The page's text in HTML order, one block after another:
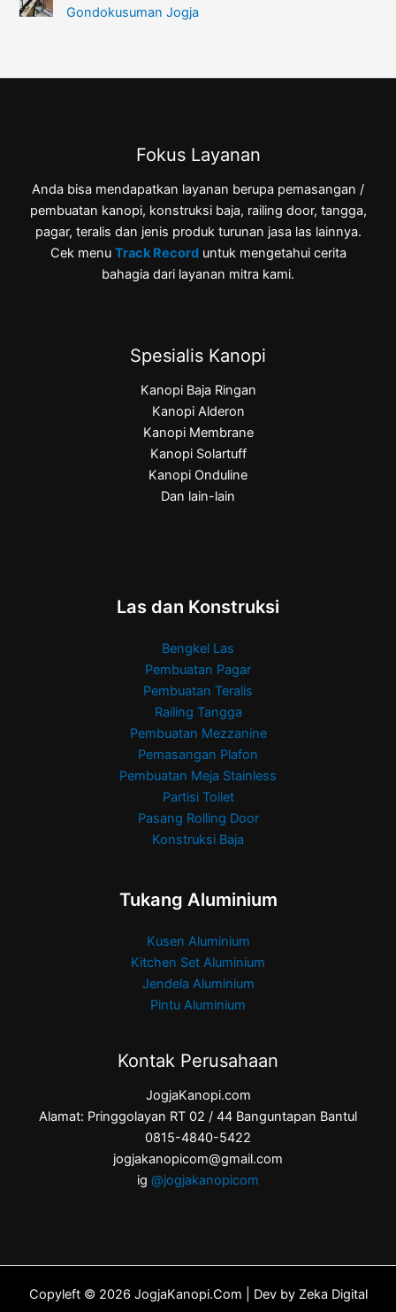
Gondokusuman Jogja
Fokus Layanan
Anda bisa mendapatkan layanan berupa pemasangan /
pembuatan kanopi, konstruksi baja, railing door, tangga,
pagar, teralis dan jenis produk turunan jasa las lainnya.
Cek menu Track Recorduntuk mengetahui cerita
bahagia dari layanan mitra kami.
Spesialis Kanopi
Kanopi Baja Ringan
Kanopi Alderon
Kanopi Membrane
Kanopi Solartuff
Kanopi Onduline
Dan lain-lain
Las dan Konstruksi
Bengkel Las
Pembuatan Pagar
Pembuatan Teralis
Railing Tangga
Pembuatan Mezzanine
Pemasangan Plafon
Pembuatan Meja Stainless
Partisi Toilet
Pasang Rolling Door
Konstruksi Baja
Tukang Aluminium
Kusen Aluminium
Kitchen Set Aluminium
Jendela Aluminium
Pintu Aluminium
Kontak Perusahaan
JogjaKanopi.com
Alamat: Pringgolayan RT 02 / 44 Banguntapan Bantul
0815-4840-5422
jogjakanopicom@gmail.com
ig @jogjakanopicom
Copyleft © 2026 JogjaKanopi.Com | Dev by Zeka Digital